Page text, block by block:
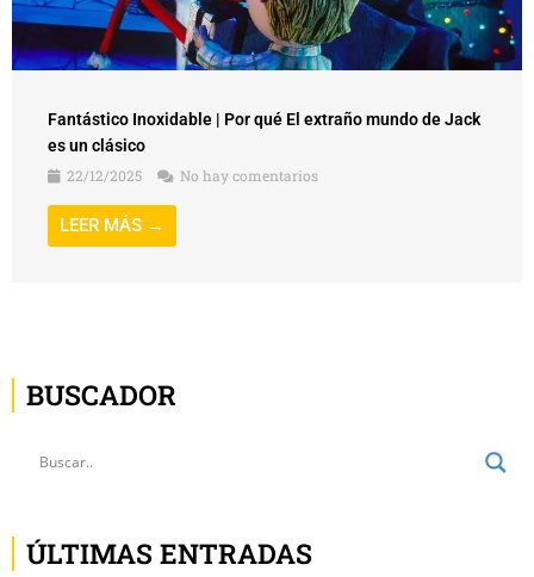
Fantástico Inoxidable | Por qué El extraño mundo de Jack
es un clásico
22/12/2025
No hay comentarios
LEER MÁS →
BUSCADOR
ÚLTIMAS ENTRADAS